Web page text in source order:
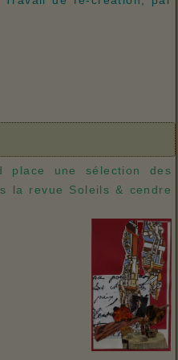
place une sélection des
la revue Soleils & cendre